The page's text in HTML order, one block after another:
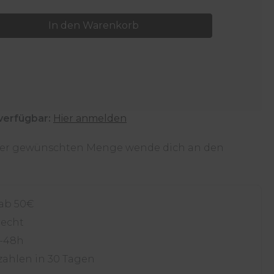
Gib den gewünschten Wert ein
In den Warenkorb
Hier anmelden
gewünschten Menge wende dich an den
50€
in 30 Tagen